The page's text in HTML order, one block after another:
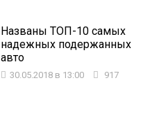
Названы ТОП-10 самых
надежных подержанных
авто
30.05.2018 в 13:00 917